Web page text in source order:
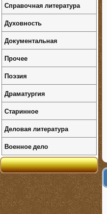
Справочная литература
Духовность
Документальная
Прочее
Поэзия
Драматургия
Старинное
Деловая литература
Военное дело